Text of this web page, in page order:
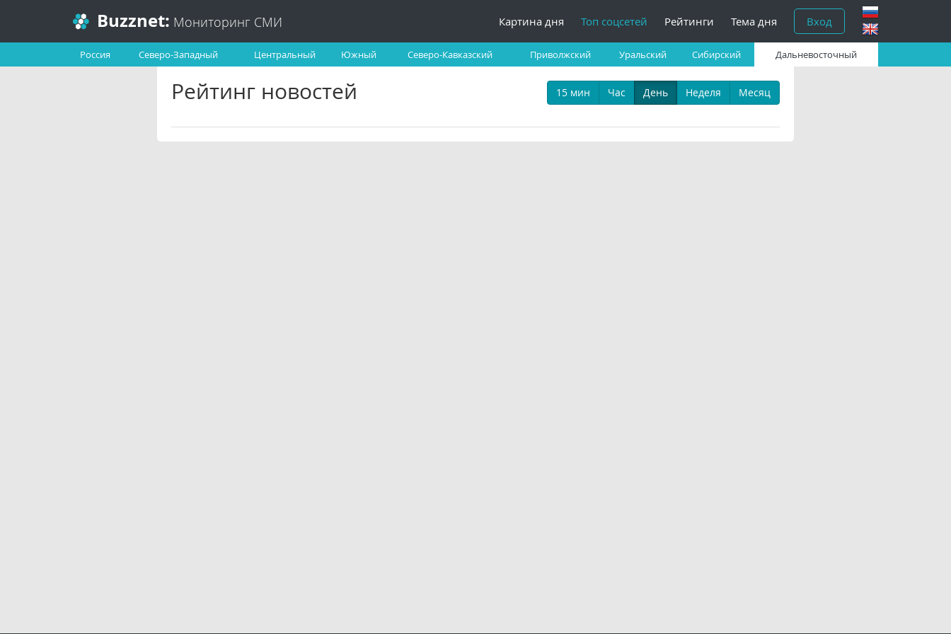
Buzznet: Мониторинг СМИ Картина дня Топ соцсетей Рейтинги Тема дня Вход
Россия Северо-Западный Центральный Южный Северо-Кавказский Приволжский Уральский Сибирский Дальневосточный
Рейтинг новостей 15 мин Час День Неделя Месяц